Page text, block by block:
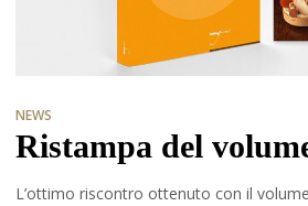
NEWS
Ristampa del
L’ottimo riscontro ottenuto con il